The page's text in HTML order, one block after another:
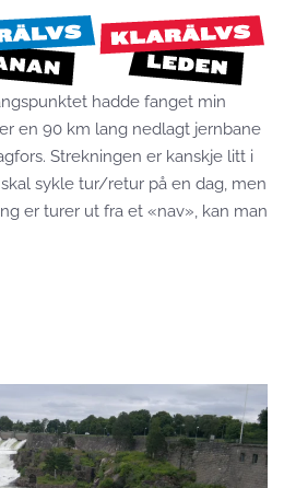
hadde fanget min
en 90 km lang nedlagt jernbane
Strekningen er kanskje litt i
sykle tur/retur på en dag, men
er turer ut fra et «nav», kan man